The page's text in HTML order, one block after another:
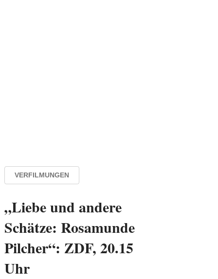
VERFILMUNGEN
„Liebe und andere
Schätze: Rosamunde
Pilcher“: ZDF, 20.15
Uhr